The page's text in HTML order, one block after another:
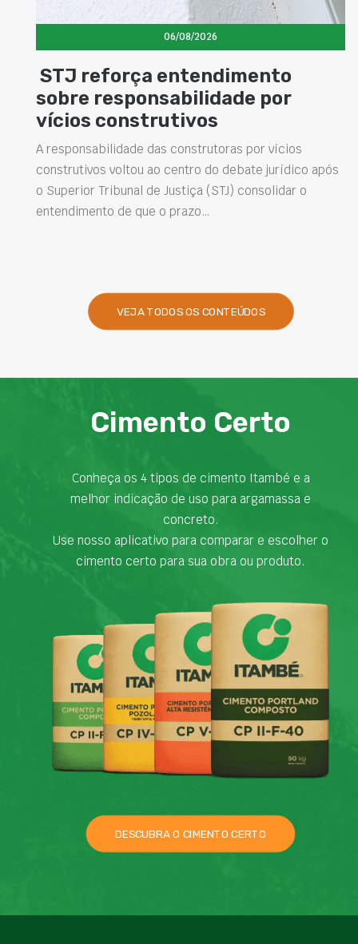
06/08/2026
STJ reforça entendimento
sobre responsabilidade por
vícios construtivos
A responsabilidade das construtoras por vícios
construtivos voltou ao centro do debate jurídico após
o Superior Tribunal de Justiça (STJ) consolidar o
entendimento de que o prazo…
VEJA TODOS OS CONTEÚDOS
Cimento Certo
Conheça os 4 tipos de cimento Itambé e a
melhor indicação de uso para argamassa e
concreto.
Use nosso aplicativo para comparar e escolher o
cimento certo para sua obra ou produto.
DESCUBRA O CIMENTO CERTO